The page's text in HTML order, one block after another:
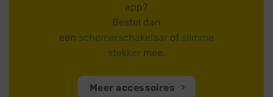
app?
Bestel dan
een schemerschakelaar of slimme
stekker mee.
Meer accessoires